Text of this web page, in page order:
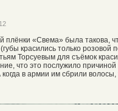
плёнки «Свема» была такова,
красились только
Торсуевым для съёмок
что это послужило причиной
в армии им сбрили волосы,